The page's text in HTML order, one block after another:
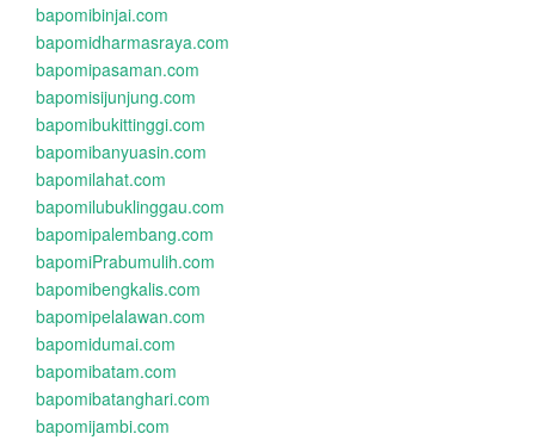
bapomibinjai.com
bapomidharmasraya.com
bapomipasaman.com
bapomisijunjung.com
bapomibukittinggi.com
bapomibanyuasin.com
bapomilahat.com
bapomilubuklinggau.com
bapomipalembang.com
bapomiPrabumulih.com
bapomibengkalis.com
bapomipelalawan.com
bapomidumai.com
bapomibatam.com
bapomibatanghari.com
bapomijambi.com